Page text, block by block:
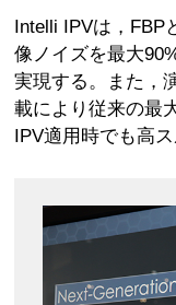
Intelli IPVは，FBP
像ノイズを最大
実現する。また，
載により従来の最
IPV適用時でも高